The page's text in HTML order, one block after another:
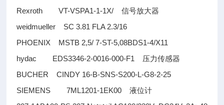
Rexroth VT-VSPA1-1-1X/信号放大器
weidmueller SC 3.81 FLA 2.3/16
PHOENIX MSTB 2,5/ 7-ST-5,08BDS1-4/X11
hydac EDS3346-2-0016-000-F1 压力传感器
BUCHER CINDY 16-B-SNS-S200-L-G8-2-25
SIEMENS 7ML1201-1EK00液位计